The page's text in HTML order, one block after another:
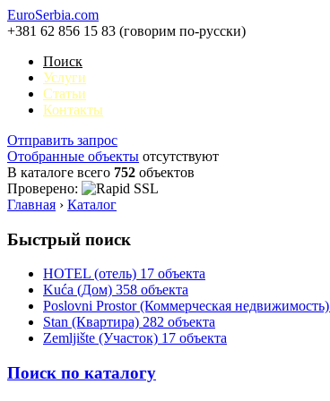
EuroSerbia.com
+381 62 856 15 83 (говорим по-русски)
Поиск
Услуги
Статьи
Контакты
Отправить запрос
Отобранные объекты отсутствуют
В каталоге всего 752 объектов
Проверено:
Главная › Каталог
Быстрый поиск
HOTEL (отель) 17 объекта
Kuća (Дом) 358 объекта
Poslovni Prostor (Коммерческая недвижимость)
Stan (Квартира) 282 объекта
Zemljište (Участок) 17 объекта
Поиск по каталогу